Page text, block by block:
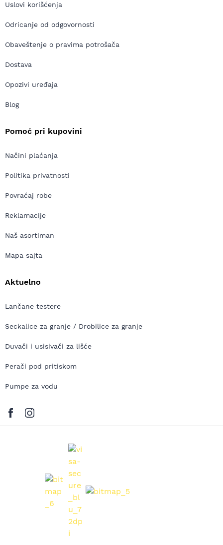
Uslovi korišćenja
Odricanje od odgovornosti
Obaveštenje o pravima potrošača
Dostava
Opozivi uređaja
Blog
Pomoć pri kupovini
Načini plaćanja
Politika privatnosti
Povraćaj robe
Reklamacije
Naš asortiman
Mapa sajta
Aktuelno
Lančane testere
Seckalice za granje / Drobilice za granje
Duvači i usisivači za lišće
Perači pod pritiskom
Pumpe za vodu